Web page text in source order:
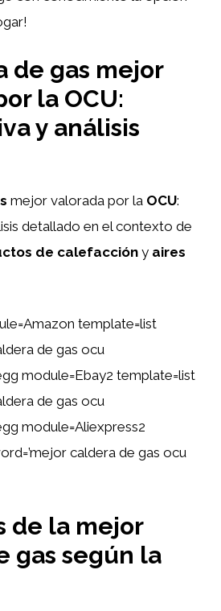
de gas mejor
la OCU:
y análisis
mejor valorada por la OCU:
detallado en el contexto de
de calefacción y aires
template=list
de gas ocu
module=Ebay2 template=list
de gas ocu
module=Aliexpress2
caldera de gas ocu
de la mejor
gas según la